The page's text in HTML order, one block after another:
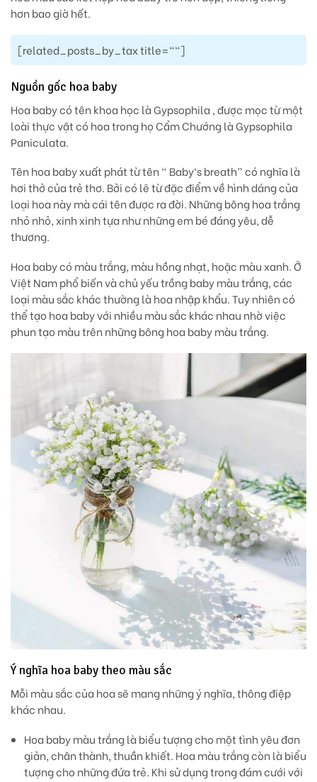
hơn bao giờ hết.
[related_posts_by_tax title=""]
Nguồn gốc hoa baby
Hoa baby có tên khoa học là Gypsophila , được mọc từ một
loài thực vật có hoa trong họ Cẩm Chướng là Gypsophila
Paniculata.
Tên hoa baby xuất phát từ tên “ Baby‘s breath” có nghĩa là
hơi thở của trẻ thơ. Bởi có lẽ từ đặc điểm về hình dáng của
loại hoa này mà cái tên được ra đời. Những bông hoa trắng
nhỏ nhỏ, xinh xinh tựa như những em bé đáng yêu, dễ
thương.
Hoa baby có màu trắng, màu hồng nhạt, hoặc màu xanh. Ở
Việt Nam phổ biến và chủ yếu trồng baby màu trắng, các
loại màu sắc khác thường là hoa nhập khẩu. Tuy nhiên có
thể tạo hoa baby với nhiều màu sắc khác nhau nhờ việc
phun tạo màu trên những bông hoa baby màu trắng.
Ý nghĩa hoa baby theo màu sắc
Mỗi màu sắc của hoa sẽ mang những ý nghĩa, thông điệp
khác nhau.
Hoa baby màu trắnglà biểu tượng cho một tình yêu đơn
giản, chân thành, thuần khiết. Hoa màu trắng còn là biểu
tượng cho những đứa trẻ. Khi sử dụng trong đám cưới với